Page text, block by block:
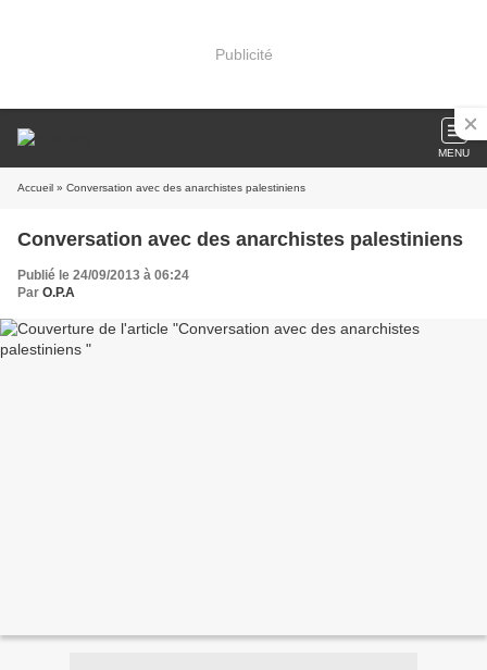
Publicité
MENU
Accueil » Conversation avec des anarchistes palestiniens
Conversation avec des anarchistes palestiniens
Publié le 24/09/2013 à 06:24
Par O.P.A